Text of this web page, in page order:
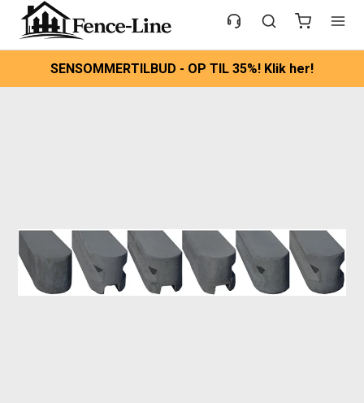
SENSOMMERTILBUD - OP TIL 35%! Klik her!